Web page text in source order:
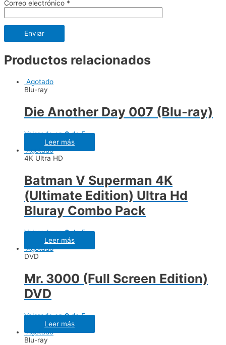
Correo electrónico *
Productos relacionados
Agotado
Blu-ray
Die Another Day 007 (Blu-ray)
Valorado en0de 5
Leer más
Agotado
4K Ultra HD
Batman V Superman 4K
(Ultimate Edition) Ultra Hd
Bluray Combo Pack
Valorado en0de 5
Leer más
Agotado
DVD
Mr. 3000 (Full Screen Edition)
DVD
Valorado en0de 5
Leer más
Agotado
Blu-ray